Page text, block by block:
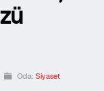
Oda: Siyaset